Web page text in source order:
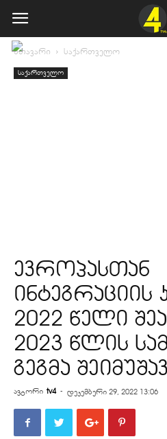
მთავარი საქართველო
საქართველო
ევროპასთან
ინტეგრაციის
2022 წელი
2023 წლის
გეგმა
ავტორი tv4 - დეკემბერი 29, 2022 13:06